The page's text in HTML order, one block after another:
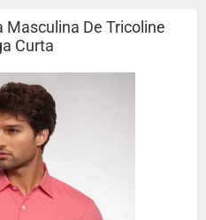
Masculina De Tricoline
Curta